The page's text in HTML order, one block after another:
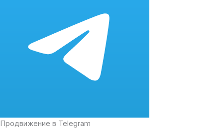
Продвижение в Telegram